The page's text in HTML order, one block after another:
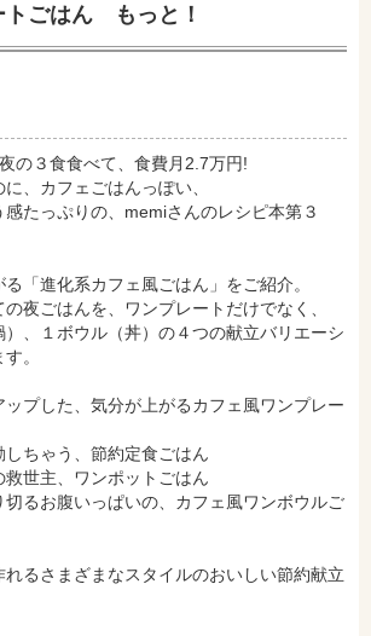
トごはん もっと！
の３食食べて、食費月2.7万円!
、カフェごはんっぽい、
たっぷりの、memiさんのレシピ本第３
「進化系カフェ風ごはん」をご紹介。
夜ごはんを、ワンプレートだけでなく、
）、１ボウル（丼）の４つの献立バリエーシ
。
プした、気分が上がるカフェ風ワンプレー
ちゃう、節約定食ごはん
世主、ワンポットごはん
るお腹いっぱいの、カフェ風ワンボウルご
れるさまざまなスタイルのおいしい節約献立
ングで購入